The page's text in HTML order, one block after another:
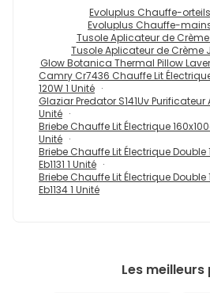
Evoluplus Chauffe-
Evoluplus Chauffe-
Tusole Aplicateur de Crème
Tusole Aplicateur de Crème
Glow Botanica Thermal Pillow
Camry Cr7436 Chauffe Lit
120W 1 Unité
Glaziar Predator S141Uv Purificateur
Unité
Briebe Chauffe Lit Électrique
Unité
Briebe Chauffe Lit Électrique Double
Eb1131 1 Unité
Briebe Chauffe Lit Électrique Double
Eb1134 1 Unité
Les meilleurs